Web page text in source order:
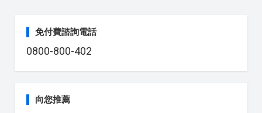
免付費諮詢電話
0800-800-402
向您推薦